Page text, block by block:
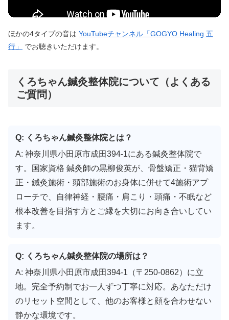
ほかの4タイプの音は YouTubeチャンネル「GOGYO Healing 五
行」
でお聴きいただけます。
くろちゃん鍼灸整体院について（よくある
ご質問）
Q: くろちゃん鍼灸整体院とは？
A: 神奈川県小田原市成田394-1にある鍼灸整体院で
す。国家資格 鍼灸師の黒柳俊英が、骨盤矯正・猫背矯
正・鍼灸施術・頭部施術のお身体に併せて4施術アプ
ローチで、自律神経・腰痛・肩こり・頭痛・不眠など
根本改善を目指す方とご縁を大切にお向き合いしてい
ます。
Q: くろちゃん鍼灸整体院の場所は？
A: 神奈川県小田原市成田394-1（〒250-0862）に立
地。完全予約制でお一人ずつ丁寧に対応。あなただけ
のリセット空間として、他のお客様と顔を合わせない
静かな環境です。